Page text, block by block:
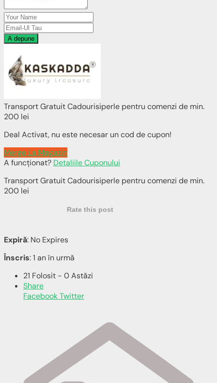
A depune
Transport Gratuit Cadourisiperle pentru comenzi de min.
200 lei
Deal Activat, nu este necesar un cod de cupon!
Merge La Magazin
A funcționat? Detaliile Cuponului
Transport Gratuit Cadourisiperle pentru comenzi de min.
200 lei
Rate this post
Expiră: No Expires
Înscris: 1 an în urmă
21 Folosit - 0 Astăzi
Share
FacebookTwitter